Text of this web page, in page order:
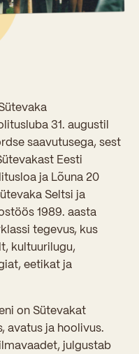
31. augustil
saavutusega, sest
Eesti
ja Lõuna 20
Seltsi ja
1989. aasta
tegevus, kus
kultuurilugu,
eetikat ja
on Sütevakat
avatus ja hoolivus.
julgustab